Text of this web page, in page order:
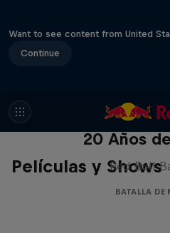
Want to see content from United
Continue
Películas y Shows
Red Bull Batalla
20 Años
Red Bull
BATALLA DE